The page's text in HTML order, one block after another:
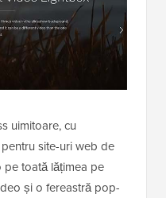
uimitoare, cu
site-uri web de
toată lățimea pe
și o fereastră pop-